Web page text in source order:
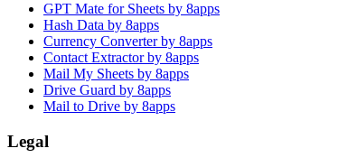
GPT Mate for Sheets by 8apps
Hash Data by 8apps
Currency Converter by 8apps
Contact Extractor by 8apps
Mail My Sheets by 8apps
Drive Guard by 8apps
Mail to Drive by 8apps
Legal